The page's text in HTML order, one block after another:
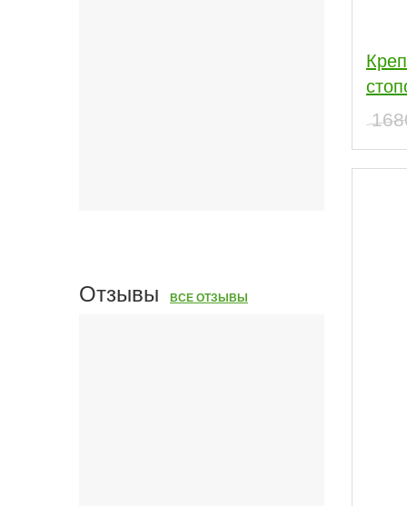
Отзывы ВСЕ ОТЗЫВЫ